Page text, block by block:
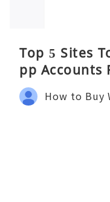
Top 5 Sites
pp Accounts
How to Buy